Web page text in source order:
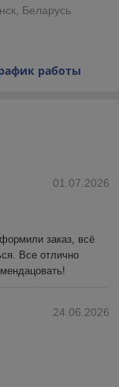
Беларусь
работы
01.07.2026
заказ, всё
Все отлично
24.06.2026